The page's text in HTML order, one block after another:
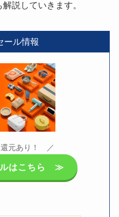
説していきます。
ール情報
元あり！ ／
ルはこちら ≫